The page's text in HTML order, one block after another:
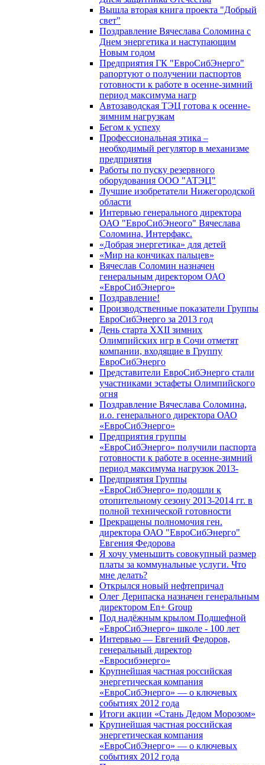
Вышла вторая книга проекта "Добрый
свет"
Поздравление Вячеслава Соломина с
Днем энергетика и наступающим
Новым годом
Предприятия ГК "ЕвроСибЭнерго"
рапортуют о получении паспортов
готовности к работе в осенне-зимний
период максимума нагр
Автозаводская ТЭЦ готова к осенне-
зимним нагрузкам
Бегом к успеху
Профессиональная этика –
необходимый регулятор в механизме
предприятия
Работы по пуску резервного
оборудования ООО "АТЭЦ"
Лучшие изобретатели Нижегородской
области
Интервью генерального директора
ОАО "ЕвроСибЭнеого" Вячеслава
Соломина, Интерфакс.
«Добрая энергетика» для детей
«Мир на кончиках пальцев»
Вячеслав Соломин назначен
генеральным директором ОАО
«ЕвроСибЭнерго»
Поздравление!
Производственные показатели Группы
ЕвроСибЭнерго за 2013 год
День старта XXII зимних
Олимпийских игр в Сочи отметят
компании, входящие в Группу
ЕвроСибЭнерго
Представители ЕвроСибЭнерго стали
участниками эстафеты Олимпийского
огня
Поздравление Вячеслава Соломина,
и.о. генерального директора ОАО
«ЕвроСибЭнерго»
Предприятия группы
«ЕвроСибЭнерго» получили паспорта
готовности к работе в осенне-зимний
период максимума нагрузок 2013-
Предприятия Группы
«ЕвроСибЭнерго» подошли к
отопительному сезону 2013-2014 гг. в
полной технической готовности
Прекращены полномочия ген.
директора ОАО "ЕвроСибЭнерго"
Евгения Федорова
Я хочу уменьшить совокупный размер
платы за коммунальные услуги. Что
мне делать?
Открылся новый нефтепричал
Олег Дерипаска назначен генеральным
директором En+ Group
Под надёжным крылом Подшефной
«ЕвроСибЭнерго» школе - 100 лет
Интервью — Евгений Федоров,
генеральный директор
«Евросибэнерго»
Крупнейшая частная российская
энергетическая компания
«ЕвроСибЭнерго» — о ключевых
событиях 2012 года
Итоги акции «Стань Дедом Морозом»
Крупнейшая частная российская
энергетическая компания
«ЕвроСибЭнерго» — о ключевых
событиях 2012 года